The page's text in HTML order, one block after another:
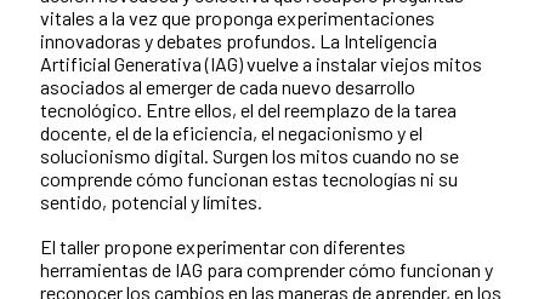
vitales a la vez que proponga experimentaciones
innovadoras y debates profundos. La Inteligencia
Artificial Generativa (IAG) vuelve a instalar viejos mitos
asociados al emerger de cada nuevo desarrollo
tecnológico. Entre ellos, el del reemplazo de la tarea
docente, el de la eficiencia, el negacionismo y el
solucionismo digital. Surgen los mitos cuando no se
comprende cómo funcionan estas tecnologías ni su
sentido, potencial y límites.
El taller propone experimentar con diferentes
herramientas de IAG para comprender cómo funcionan y
reconocer los cambios en las maneras de aprender, en los